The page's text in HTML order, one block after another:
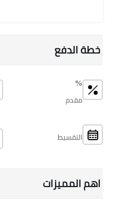
خطة الدفع
%
مقدم
التقسيط
اهم المميزات